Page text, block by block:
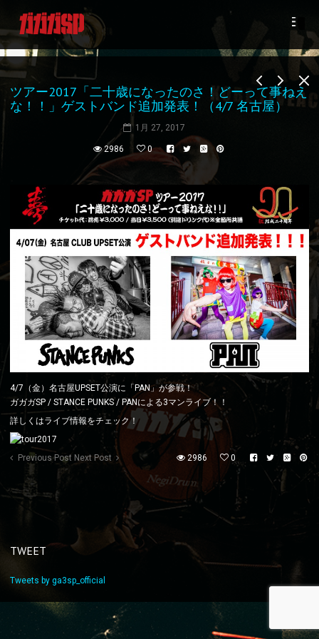
ツアー2017「二十歳になったのさ！どーって事ねえ
な！！」ゲストバンド追加発表！（4/7 名古屋）
1月 27, 2017
2986 0
4/7（金）名古屋UPSET公演に「PAN」が参戦！
ガガガSP / STANCE PUNKS / PANによる3マンライブ！！
詳しくはライブ情報をチェック！
Previous Post Next Post 2986 0
TWEET
Tweets by ga3sp_official